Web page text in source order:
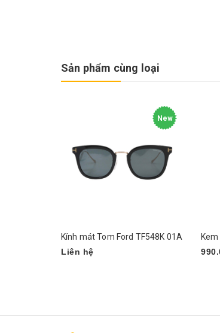
Sản phẩm cùng loại
New
Kính mát Tom Ford TF548K 01A
Liên hệ